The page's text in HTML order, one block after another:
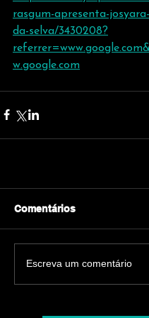
rasgum-apresenta-
da-selva/3430208?
w.google.com
Comentários
Escreva um comentário